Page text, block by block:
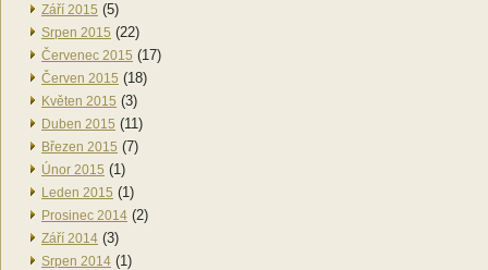
Září 2015 (5)
Srpen 2015 (22)
Červenec 2015 (17)
Červen 2015 (18)
Květen 2015 (3)
Duben 2015 (11)
Březen 2015 (7)
Únor 2015 (1)
Leden 2015 (1)
Prosinec 2014 (2)
Září 2014 (3)
Srpen 2014 (1)